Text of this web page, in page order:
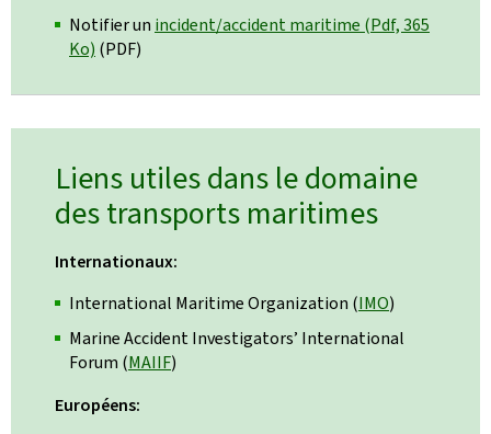
Notifier un incident/accident maritime (Pdf, 365
Ko) (PDF)
Liens utiles dans le domaine
des transports maritimes
Internationaux:
International Maritime Organization (IMO)
Marine Accident Investigators’ International
Forum (MAIIF)
Européens: